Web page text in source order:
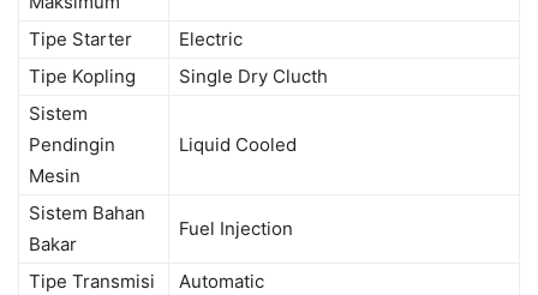
Tipe Starter
Electric
Tipe Kopling
Single Dry Clucth
Sistem
Pendingin
Mesin
Liquid Cooled
Sistem Bahan
Bakar
Fuel Injection
Tipe Transmisi Automatic